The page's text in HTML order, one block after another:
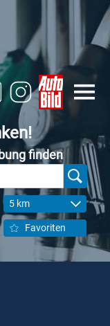
finden
5 km
Favoriten